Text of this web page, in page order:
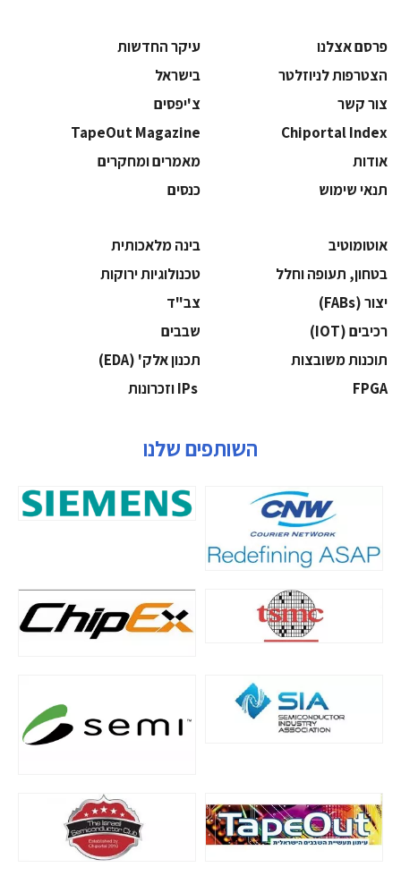
פרסם אצלנו
עיקר החדשות
הצטרפות לניוזלטר
בישראל
צור קשר
צ'יפסים
Chiportal Index
TapeOut Magazine
אודות
מאמרים ומחקרים
תנאי שימוש
כנסים
אוטומוטיב
בינה מלאכותית
בטחון, תעופה וחלל
‫טכנולוגיות ירוקות‬
‫יצור (‪(FABs‬‬
‫צב"ד‬
‫רכיבים‬ (IOT)
‫שבבים‬
‫תוכנות משובצות‬
‫תכנון אלק' (‪(EDA‬‬
‫‪FPGA‬‬
השותפים שלנו